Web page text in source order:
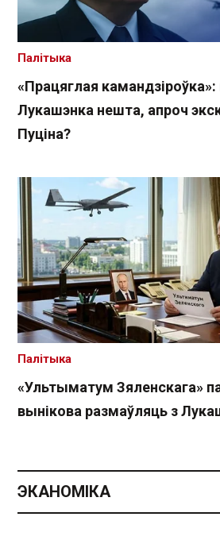
«Працяглая
Лукашэнка нешта, апроч
Пуціна?
Палітыка
«Ультыматум Зяленскага»
вынікова размаўляць з
Палітыка
ЭКАНОМІКА